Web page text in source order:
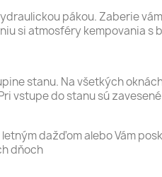
pákou. Zaberie
si atmosféry kempovania s
stanu. Na všetkých
vstupe do stanu sú
dažďom alebo Vám
dňoch